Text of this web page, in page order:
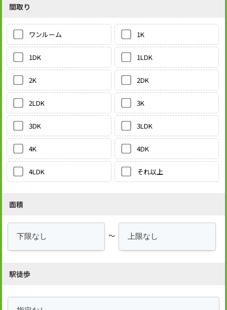
間取り
ワンルーム 1K
1DK 1LDK
2K 2DK
2LDK 3K
3DK 3LDK
4K 4DK
4LDK それ以上
面積
～
駅徒歩